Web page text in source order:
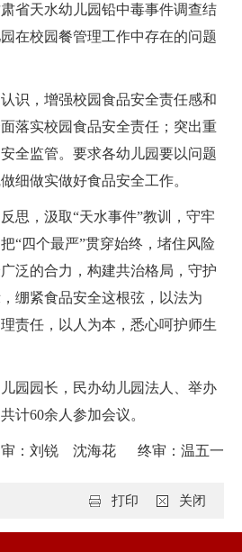
省天水幼儿园铅中毒事件调查结
在校园餐管理工作中存在的问题
识，增强校园食品安全责任感和
落实校园食品安全责任；突出重
全监管。要求各幼儿园要以问题
细做实做好食品安全工作。
思，汲取“天水事件”教训，守牢
“四个最严”贯穿始终，堵住风险
泛的合力，构建共治格局，守护
绷紧食品安全这根弦，以法为
责任，以人为本，悉心呵护师生
园园长，民办幼儿园法人、举办
计60余人参加会议。
：刘锐 沈海花 终审：温五一
关闭
打印